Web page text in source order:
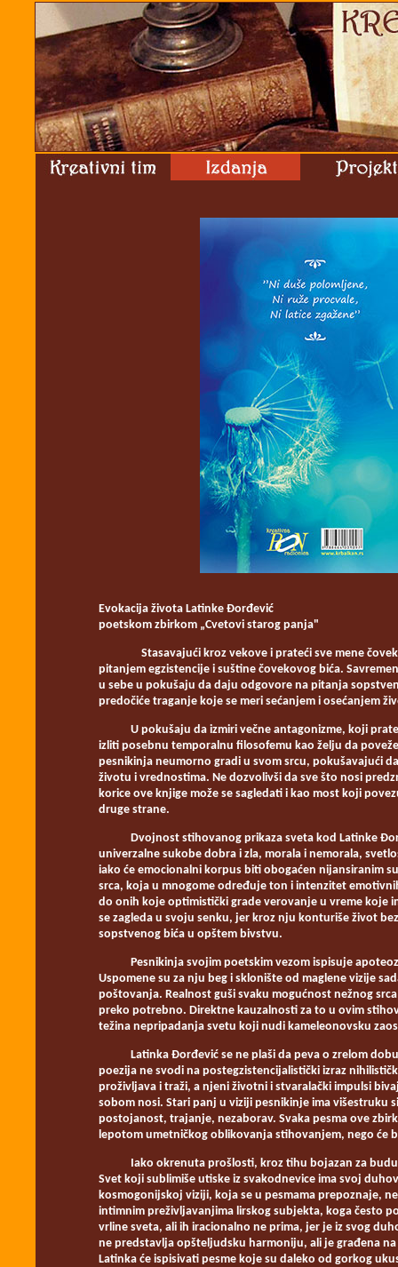
Evokacija života Latinke Đorđević
poetskom zbirkom „Cvetovi starog panja"
Stasavajući kroz vekove i prateći sve mene
pitanjem egzistencije i suštine čovekovog bića.
u sebe u pokušaju da daju odgovore na pitanja
predočiće traganje koje se meri sećanjem i osećanjem
U pokušaju da izmiri večne antagonizme, koji prate
izliti posebnu temporalnu filosofemu kao želju da
pesnikinja neumorno gradi u svom srcu, pokušavajući
životu i vrednostima. Ne dozvolivši da sve što nosi
korice ove knjige može se sagledati i kao most koji
druge strane.
Dvojnost stihovanog prikaza sveta kod Latinke
univerzalne sukobe dobra i zla, morala i nemorala,
iako će emocionalni korpus biti obogaćen nijansiranim
srca, koja u mnogome određuje ton i intenzitet
do onih koje optimistički grade verovanje u vreme koje
se zagleda u svoju senku, jer kroz nju konturiše život
sopstvenog bića u opštem bivstvu.
Pesnikinja svojim poetskim vezom ispisuje
Uspomene su za nju beg i sklonište od maglene vizije
poštovanja. Realnost guši svaku mogućnost nežnog
preko potrebno. Direktne kauzalnosti za to u ovim
težina nepripadanja svetu koji nudi kameleonovsku
Latinka Đorđević se ne plaši da peva o zrelom
poezija ne svodi na postegzistencijalistički izraz
proživljava i traži, a njeni životni i stvaralački impulsi
sobom nosi. Stari panj u viziji pesnikinje ima
postojanost, trajanje, nezaborav. Svaka pesma ove
lepotom umetničkog oblikovanja stihovanjem, nego će
Iako okrenuta prošlosti, kroz tihu bojazan za
Svet koji sublimiše utiske iz svakodnevice ima svoj
kosmogonijskoj viziji, koja se u pesmama prepoznaje,
intimnim preživljavanjima lirskog subjekta, koga često
vrline sveta, ali ih iracionalno ne prima, jer je iz svog
ne predstavlja opšteljudsku harmoniju, ali je građena
Latinka će ispisivati pesme koje su daleko od gorkog